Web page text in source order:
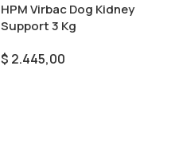
HPM Virbac Dog Kidney
Support 3 Kg
$ 2.445,00